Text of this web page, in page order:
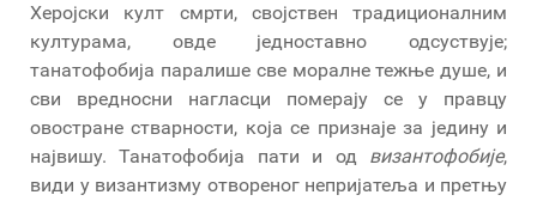
Херојски култ смрти, својствен традиционалним
културама, овде једноставно одсуствује;
танатофобија паралише све моралне тежње душе, и
сви вредносни нагласци померају се у правцу
овостране стварности, која се признаје за једину и
највишу. Танатофобија пати и од византофобије,
види у византизму отвореног непријатеља и претњу